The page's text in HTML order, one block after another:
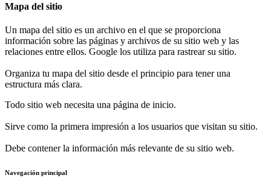
Mapa del sitio
Un mapa del sitio es un archivo en el que se proporciona
información sobre las páginas y archivos de su sitio web y las
relaciones entre ellos. Google los utiliza para rastrear su sitio.
Organiza tu mapa del sitio desde el principio para tener una
estructura más clara.
Todo sitio web necesita una página de inicio.
Sirve como la primera impresión a los usuarios que visitan su sitio.
Debe contener la información más relevante de su sitio web.
Navegación principal